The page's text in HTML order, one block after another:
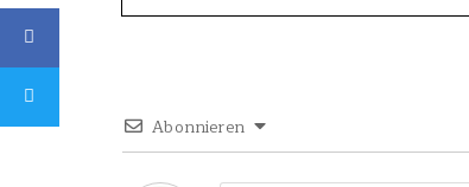
Abonnieren